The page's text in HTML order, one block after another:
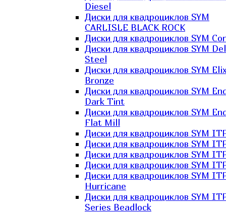
Diesel
Диски для квадроциклов SYM
CARLISLE BLACK ROCK
Диски для квадроциклов SYM
Диски для квадроциклов SYM
Steel
Диски для квадроциклов SYM
Bronze
Диски для квадроциклов SYM
Dark Tint
Диски для квадроциклов SYM
Flat Mill
Диски для квадроциклов SYM
Диски для квадроциклов SYM
Диски для квадроциклов SYM
Диски для квадроциклов SYM
Диски для квадроциклов SYM
Hurricane
Диски для квадроциклов SYM
Series Beadlock